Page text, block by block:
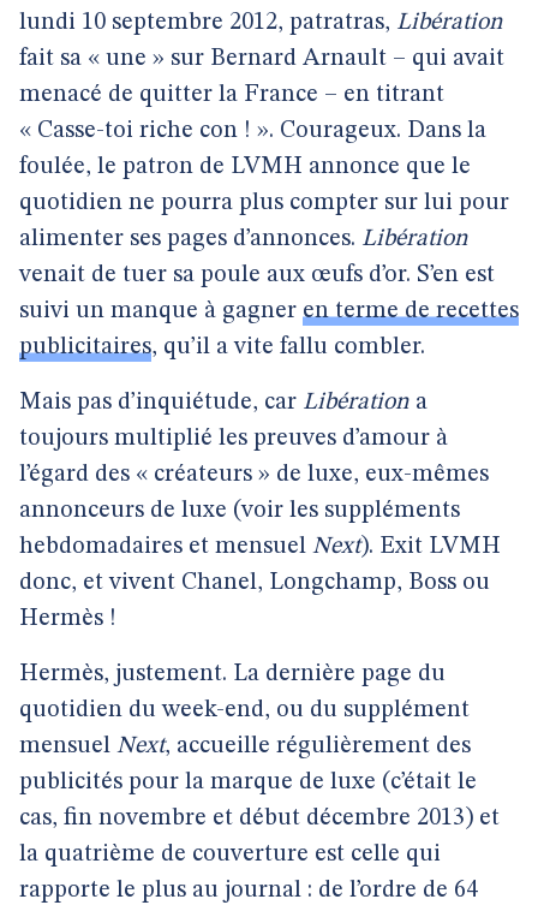
lundi 10 septembre 2012, patratras, Libération
fait sa « une » sur Bernard Arnault – qui avait
menacé de quitter la France – en titrant
« Casse-toi riche con ! ». Courageux. Dans la
foulée, le patron de LVMH annonce que le
quotidien ne pourra plus compter sur lui pour
alimenter ses pages d’annonces. Libération
venait de tuer sa poule aux œufs d’or. S’en est
suivi un manque à gagner en terme de recettes
publicitaires, qu’il a vite fallu combler.
Mais pas d’inquiétude, car Libération a
toujours multiplié les preuves d’amour à
l’égard des « créateurs » de luxe, eux-mêmes
annonceurs de luxe (voir les suppléments
hebdomadaires et mensuel Next). Exit LVMH
donc, et vivent Chanel, Longchamp, Boss ou
Hermès !
Hermès, justement. La dernière page du
quotidien du week-end, ou du supplément
mensuel Next, accueille régulièrement des
publicités pour la marque de luxe (c’était le
cas, fin novembre et début décembre 2013) et
la quatrième de couverture est celle qui
rapporte le plus au journal : de l’ordre de 64